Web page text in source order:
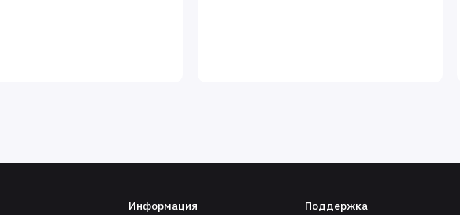
Информация
Поддержка